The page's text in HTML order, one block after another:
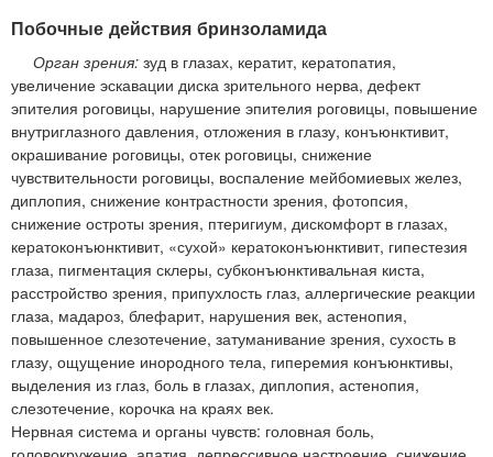
Побочные действия бринзоламида
Орган зрения: зуд в глазах, кератит, кератопатия,
увеличение эскавации диска зрительного нерва, дефект
эпителия роговицы, нарушение эпителия роговицы, повышение
внутриглазного давления, отложения в глазу, конъюнктивит,
окрашивание роговицы, отек роговицы, снижение
чувствительности роговицы, воспаление мейбомиевых желез,
диплопия, снижение контрастности зрения, фотопсия,
снижение остроты зрения, птеригиум, дискомфорт в глазах,
кератоконъюнктивит, «сухой» кератоконъюнктивит, гипестезия
глаза, пигментация склеры, субконъюнктивальная киста,
расстройство зрения, припухлость глаз, аллергические реакции
глаза, мадароз, блефарит, нарушения век, астенопия,
повышенное слезотечение, затуманивание зрения, сухость в
глазу, ощущение инородного тела, гиперемия конъюнктивы,
выделения из глаз, боль в глазах, диплопия, астенопия,
слезотечение, корочка на краях век.
Нервная система и органы чувств: головная боль,